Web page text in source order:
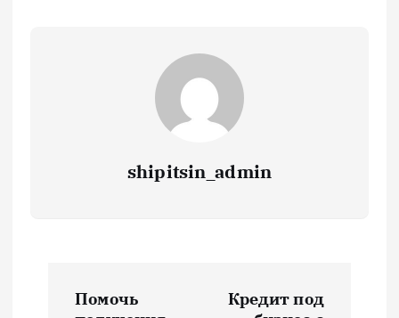
shipitsin_admin
Помочь
Кредит под